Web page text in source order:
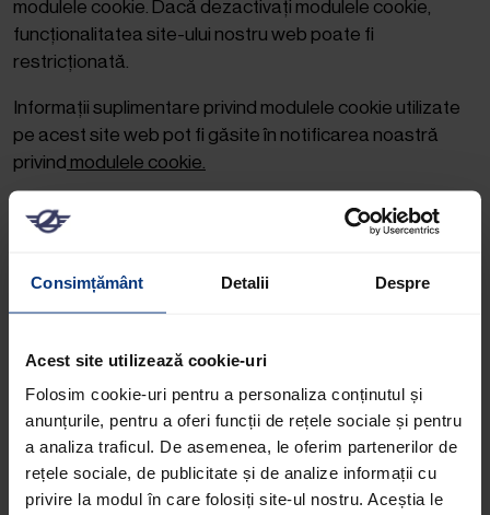
Consimțământ Detalii Despre
Acest site utilizează cookie-uri
Folosim cookie-uri pentru a personaliza conținutul și
anunțurile, pentru a oferi funcții de rețele sociale și pentru
a analiza traficul. De asemenea, le oferim partenerilor de
rețele sociale, de publicitate și de analize informații cu
privire la modul în care folosiți site-ul nostru. Aceștia le
modulele cookie. Dacă dezactivați modulele cookie,
funcționalitatea site-ului nostru web poate fi
restricționată.
Informații suplimentare privind modulele cookie utilizate
pe acest site web pot fi găsite în notificarea noastră
privind modulele cookie.
Utilizăm Google Analytics pentru a analiza utilizarea site-
ului web. Datele rezultate sunt utilizate pentru
publicitate. Dacă v-ați dat acordul, Google Analytics, un
serviciu de analiză web furnizat de Google LLC, este
utilizat pe acest site web. Furnizorul de servicii
responsabil în UE este Google Ireland Limited, Gordon
House, Barrow Street, Dublin 4, Irlanda („Google”).